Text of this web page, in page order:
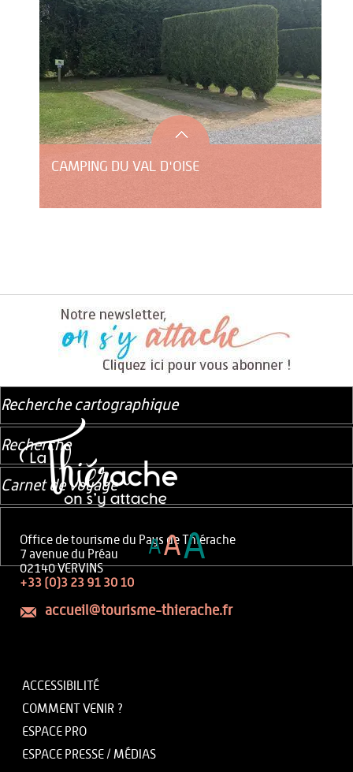
CAMPING DU VAL D'OISE
Office de tourisme du Pays de Thiérache
7 avenue du Préau
02140 VERVINS
+33 (0)3 23 91 30 10
accueil@tourisme-thierache.fr
ACCESSIBILITÉ
COMMENT VENIR ?
ESPACE PRO
ESPACE PRESSE / MÉDIAS
Recherche cartographique
Recherche
Carnet de voyage
AAA